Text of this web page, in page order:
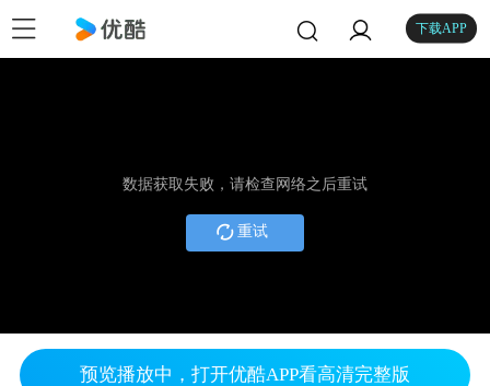
下载APP
数据获取失败，请检查网络之后重试
重试
预览播放中，打开优酷APP看高清完整版